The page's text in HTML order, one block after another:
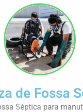
de Fossa
Séptica para